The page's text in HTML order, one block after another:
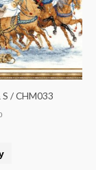
/ CHM033